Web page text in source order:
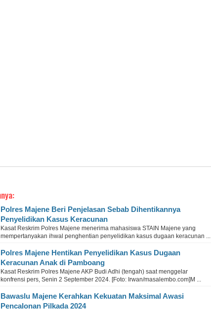
Polres Majene Beri Penjelasan Sebab Dihentikannya
Penyelidikan Kasus Keracunan
Kasat Reskrim Polres Majene menerima mahasiswa STAIN Majene yang
mempertanyakan ihwal penghentian penyelidikan kasus dugaan keracunan ...
Polres Majene Hentikan Penyelidikan Kasus Dugaan
Keracunan Anak di Pamboang
Kasat Reskrim Polres Majene AKP Budi Adhi (tengah) saat menggelar
konfrensi pers, Senin 2 September 2024. [Foto: Irwan/masalembo.com]M ...
Bawaslu Majene Kerahkan Kekuatan Maksimal Awasi
Pencalonan Pilkada 2024